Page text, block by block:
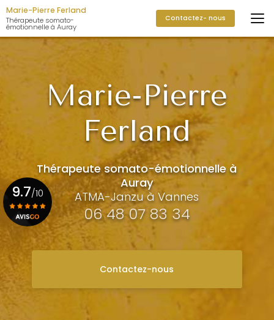
Aller
au
contenu
Marie-Pierre Ferland
Thérapeute somato-
émotionnelle à Auray
Contactez- nous
Marie-Pierre
Ferland
Thérapeute somato-émotionnelle à
Auray
ATMA-Janzu à Vannes
06 48 07 83 34
Contactez-nous
9.7/10
Voir le certificat